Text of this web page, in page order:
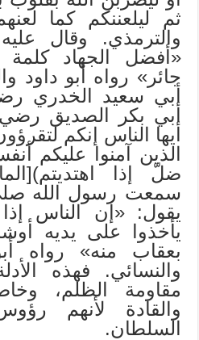
ثم ليلعننكم كما
والترمذي. وقال
«أفضل الجهاد
جائر» رواه أبو داود
أبي سعيد الخدري
أبي بكر الصديق رضي
أيها الناس إنكم
الذين آمنوا عليكم
سمعت رسول الله
يقول: «إن الناس
يأخذوا على يديه
بعقاب منه» رواه
والنسائي. فهذه
مقاومة الظلم،
والقادة لأنهم
السلطان.